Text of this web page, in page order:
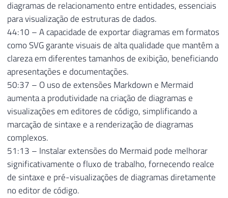
diagramas de relacionamento entre entidades, essenciais
para visualização de estruturas de dados.
44:10 – A capacidade de exportar diagramas em formatos
como SVG garante visuais de alta qualidade que mantêm a
clareza em diferentes tamanhos de exibição, beneficiando
apresentações e documentações.
50:37 – O uso de extensões Markdown e Mermaid
aumenta a produtividade na criação de diagramas e
visualizações em editores de código, simplificando a
marcação de sintaxe e a renderização de diagramas
complexos.
51:13 – Instalar extensões do Mermaid pode melhorar
significativamente o fluxo de trabalho, fornecendo realce
de sintaxe e pré-visualizações de diagramas diretamente
no editor de código.